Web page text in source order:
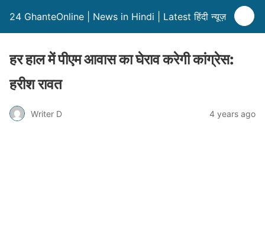
24 GhanteOnline | News in Hindi | Latest हिंदी न्यूज़
हर हाल में पीएम आवास का घेराव करेगी कांग्रेस:
हरीश रावत
Writer D 4 years ago